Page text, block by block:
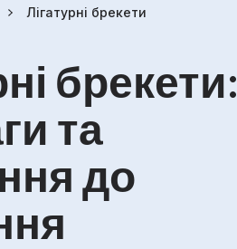
Лігатурні брекети
брекети:
та
до